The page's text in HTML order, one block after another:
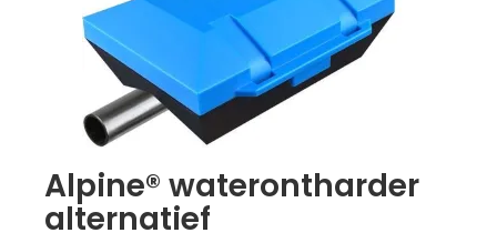
Alpine® waterontharder
alternatief